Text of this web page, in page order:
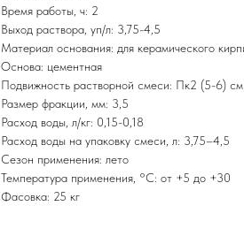
Время работы, ч: 2
Выход раствора, уп/л: 3,75-4,5
Материал основания: для керамического
Основа: цементная
Подвижность растворной смеси: Пк2 (5-6) см
Размер фракции, мм: 3,5
Расход воды, л/кг: 0,15-0,18
Расход воды на упаковку смеси, л: 3,75–4,5
Сезон применения: лето
Температура применения, °С: от +5 до +30
Фасовка: 25 кг